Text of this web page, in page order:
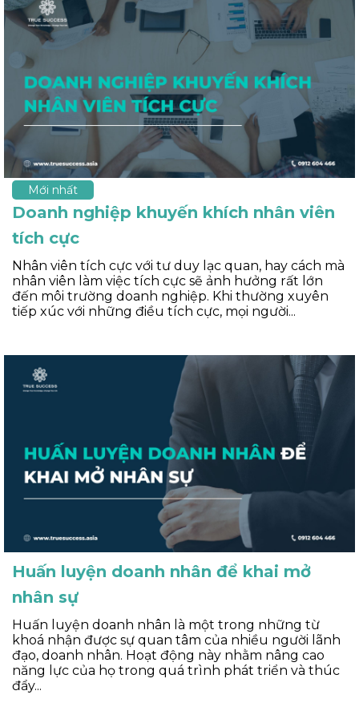
Mới nhất
Doanh nghiệp khuyến khích nhân viên
tích cực
Nhân viên tích cực với tư duy lạc quan, hay cách mà
nhân viên làm việc tích cực sẽ ảnh hưởng rất lớn
đến môi trường doanh nghiệp. Khi thường xuyên
tiếp xúc với những điều tích cực, mọi người...
Huấn luyện doanh nhân để khai mở
nhân sự
Huấn luyện doanh nhân là một trong những từ
khoá nhận được sự quan tâm của nhiều người lãnh
đạo, doanh nhân. Hoạt động này nhằm nâng cao
năng lực của họ trong quá trình phát triển và thúc
đẩy...